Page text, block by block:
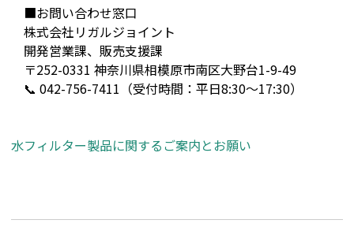
■お問い合わせ窓口
株式会社リガルジョイント
開発営業課、販売支援課
〒252-0331 神奈川県相模原市南区大野台1-9-49
📞 042-756-7411（受付時間：平日8:30〜17:30）
水フィルター製品に関するご案内とお願い